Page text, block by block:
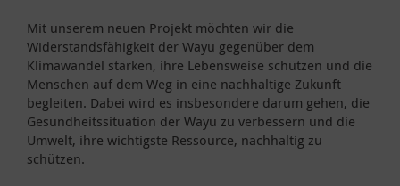
Mit unserem neuen Projekt möchten wir die
Widerstandsfähigkeit der Wayu gegenüber dem
Klimawandel stärken, ihre Lebensweise schützen und die
Menschen auf dem Weg in eine nachhaltige Zukunft
begleiten. Dabei wird es insbesondere darum gehen, die
Gesundheitssituation der Wayu zu verbessern und die
Umwelt, ihre wichtigste Ressource, nachhaltig zu
schützen.